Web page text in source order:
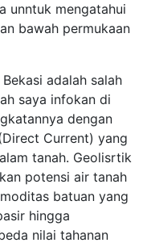
unntuk mengatahui
bawah permukaan
adalah salah
saya infokan di
dengan
Current) yang
tanah. Geolisrtik
potensi air tanah
batuan yang
hingga
nilai tahanan